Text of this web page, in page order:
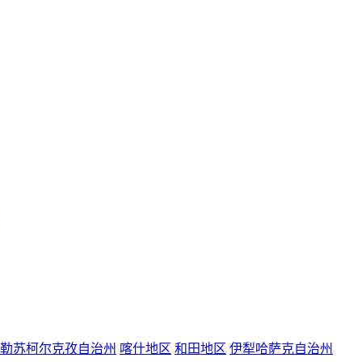
苏柯尔克孜自治州 喀什地区 和田地区 伊犁哈萨克自治州